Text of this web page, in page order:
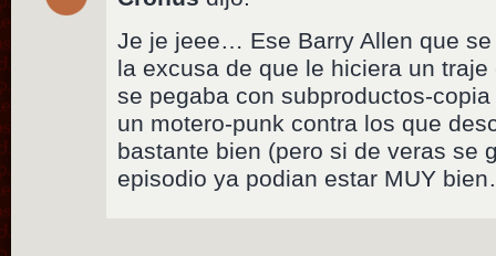
Je je jeee… Ese Barry Allen que
la excusa de que le hiciera un
se pegaba con subproductos-
un motero-punk contra los que
bastante bien (pero si de veras se
episodio ya podian estar MUY